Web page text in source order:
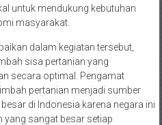
untuk mendukung kebutuhan
masyarakat.
dalam kegiatan tersebut,
sisa pertanian yang
secara optimal. Pengamat
pertanian menjadi sumber
di Indonesia karena negara ini
yang sangat besar setiap